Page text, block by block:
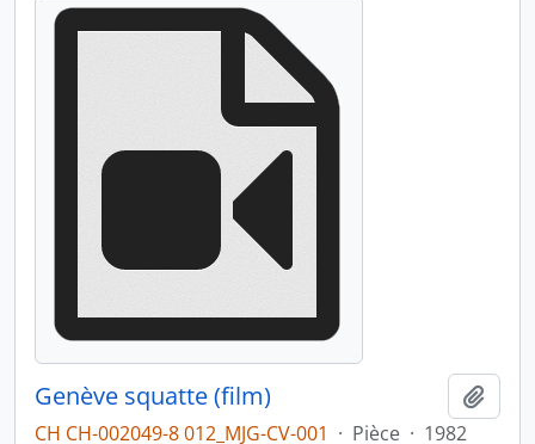
Genève squatte (film)
CH CH-002049-8 012_MJG-CV-001 · Pièce · 1982